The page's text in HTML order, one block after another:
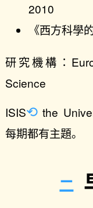
2010
《西方科學
研究機構：
Science
ISIS
the
每期都有主題。